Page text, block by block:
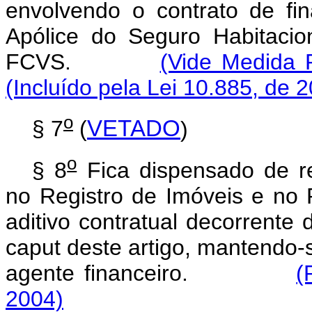
envolvendo o contrato de
Apólice do Seguro
FCVS. (Vide Medida
(Incluído pela Lei 10.885, de
§ 7o (VETADO)
§ 8oFica dispensado de
no Registro de Imóveis e no
aditivo contratual decorrente
caput deste artigo,
agente financeiro.
2004)